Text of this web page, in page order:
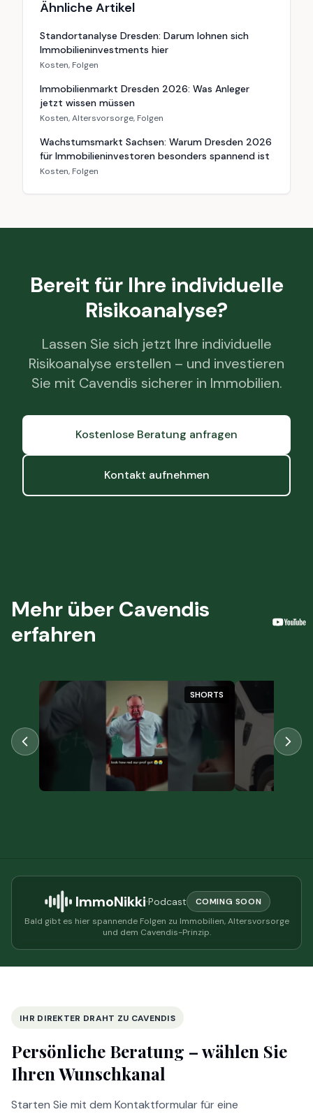
Ähnliche Artikel
Standortanalyse Dresden: Darum lohnen sich
Immobilieninvestments hier
Kosten, Folgen
Immobilienmarkt Dresden 2026: Was Anleger
jetzt wissen müssen
Kosten, Altersvorsorge, Folgen
Wachstumsmarkt Sachsen: Warum Dresden 2026
für Immobilieninvestoren besonders spannend ist
Kosten, Folgen
Bereit für Ihre individuelle
Risikoanalyse?
Lassen Sie sich jetzt Ihre individuelle
Risikoanalyse erstellen – und investieren
Sie mit Cavendis sicherer in Immobilien.
Kostenlose Beratung anfragen
Kontakt aufnehmen
Mehr über Cavendis
erfahren
SHORTS
ImmoNikki·Podcast
COMING SOON
Bald gibt es hier spannende Folgen zu Immobilien, Altersvorsorge
und dem Cavendis-Prinzip.
IHR DIREKTER DRAHT ZU CAVENDIS
Persönliche Beratung –wählen Sie
Ihren Wunschkanal
Starten Sie mit dem Kontaktformular für eine